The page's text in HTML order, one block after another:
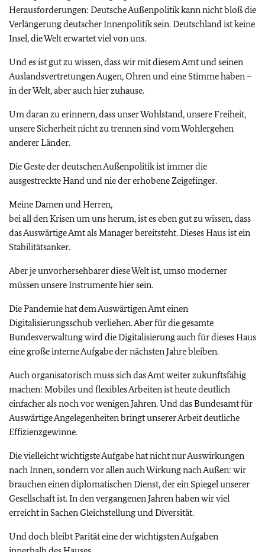
Herausforderungen: Deutsche Außenpolitik kann nicht bloß die
Verlängerung deutscher Innenpolitik sein. Deutschland ist keine
Insel, die Welt erwartet viel von uns.
Und es ist gut zu wissen, dass wir mit diesem Amt und seinen
Auslandsvertretungen Augen, Ohren und eine Stimme haben –
in der Welt, aber auch hier zuhause.
Um daran zu erinnern, dass unser Wohlstand, unsere Freiheit,
unsere Sicherheit nicht zu trennen sind vom Wohlergehen
anderer Länder.
Die Geste der deutschen Außenpolitik ist immer die
ausgestreckte Hand und nie der erhobene Zeigefinger.
Meine Damen und Herren,
bei all den Krisen um uns herum, ist es eben gut zu wissen, dass
das Auswärtige Amt als Manager bereitsteht. Dieses Haus ist ein
Stabilitätsanker.
Aber je unvorhersehbarer diese Welt ist, umso moderner
müssen unsere Instrumente hier sein.
Die Pandemie hat dem Auswärtigen Amt einen
Digitalisierungsschub verliehen. Aber für die gesamte
Bundesverwaltung wird die Digitalisierung auch für dieses Haus
eine große interne Aufgabe der nächsten Jahre bleiben.
Auch organisatorisch muss sich das Amt weiter zukunftsfähig
machen: Mobiles und flexibles Arbeiten ist heute deutlich
einfacher als noch vor wenigen Jahren. Und das Bundesamt für
Auswärtige Angelegenheiten bringt unserer Arbeit deutliche
Effizienzgewinne.
Die vielleicht wichtigste Aufgabe hat nicht nur Auswirkungen
nach Innen, sondern vor allen auch Wirkung nach Außen: wir
brauchen einen diplomatischen Dienst, der ein Spiegel unserer
Gesellschaft ist. In den vergangenen Jahren haben wir viel
erreicht in Sachen Gleichstellung und Diversität.
Und doch bleibt Parität eine der wichtigsten Aufgaben